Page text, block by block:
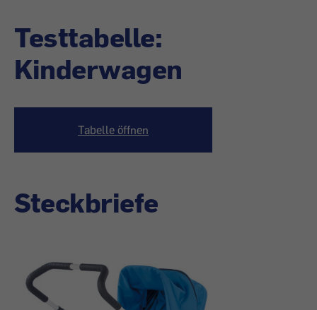
Testtabelle:
Kinderwagen
Tabelle öffnen
Steckbriefe